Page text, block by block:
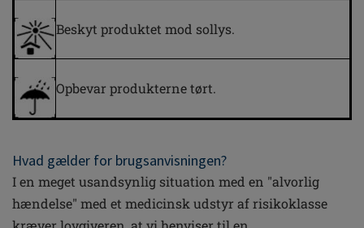
Beskyt produktet mod sollys.
Opbevar produkterne tørt.
Hvad gælder for brugsanvisningen?
I en meget usandsynlig situation med en "alvorlig
hændelse" med et medicinsk udstyr af risikoklasse